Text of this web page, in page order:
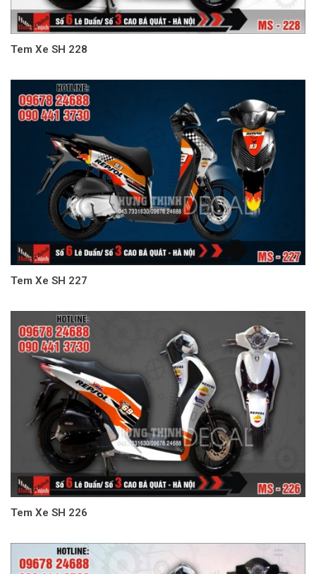
Tem Xe SH 228
Tem Xe SH 227
Tem Xe SH 226